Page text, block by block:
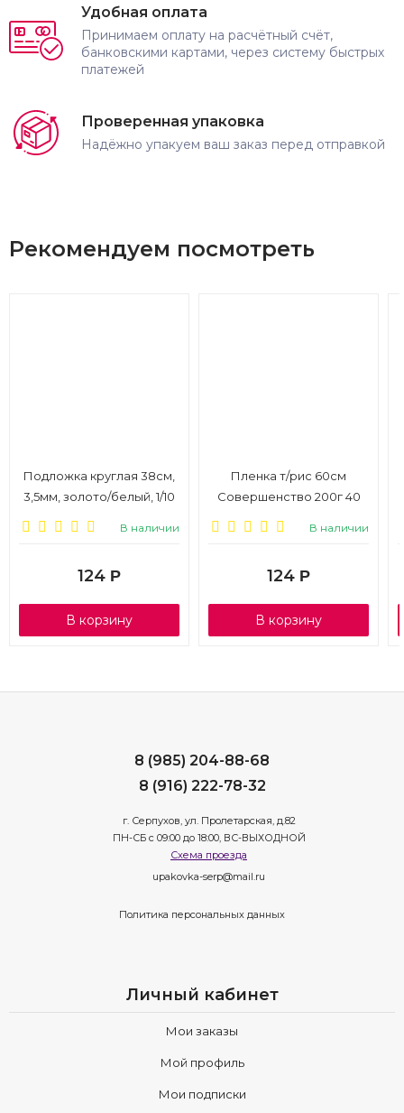
Удобная оплата
Принимаем оплату на расчётный счёт,
банковскими картами, через систему быстрых
платежей
Проверенная упаковка
Надёжно упакуем ваш заказ перед отправкой
Рекомендуем посмотреть
Подложка круглая 38см,
3,5мм, золото/белый, 1/10
В наличии
124 Р
В корзину
Пленка т/рис 60см
Совершенство 200г 40
В наличии
124 Р
В корзину
8 (985) 204-88-68
8 (916) 222-78-32
г. Серпухов, ул. Пролетарская, д.82
ПН-СБ с 09:00 до 18:00, ВС-ВЫХОДНОЙ
Схема проезда
upakovka-serp@mail.ru
Политика персональных данных
Личный кабинет
Мои заказы
Мой профиль
Мои подписки